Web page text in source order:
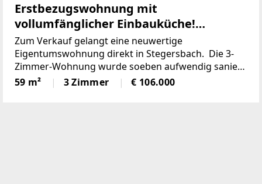
Erstbezugswohnung mit
vollumfänglicher Einbauküche!
(Provisionsfrei)
Zum Verkauf gelangt eine neuwertige
Eigentumswohnung direkt in Stegersbach. Die 3-
Zimmer-Wohnung wurde soeben aufwendig saniert.
So wurde unter anderem dieElektronik gänzlich
erneuert und für einen niedrigen
59 m² 3 Zimmer € 106.000